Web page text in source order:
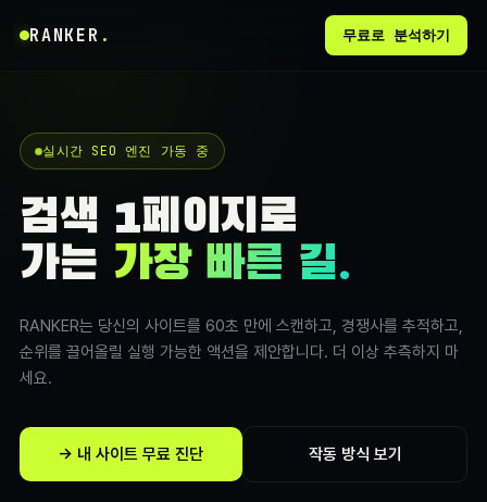
RANKER . 무료로 분석하기
실시간 SEO 엔진 가동 중
검색 1페이지로
가는 가장 빠른 길.
RANKER는 당신의 사이트를 60초 만에 스캔하고, 경쟁사를 추적하고,
순위를 끌어올릴 실행 가능한 액션을 제안합니다. 더 이상 추측하지 마
세요.
→ 내 사이트 무료 진단 작동 방식 보기